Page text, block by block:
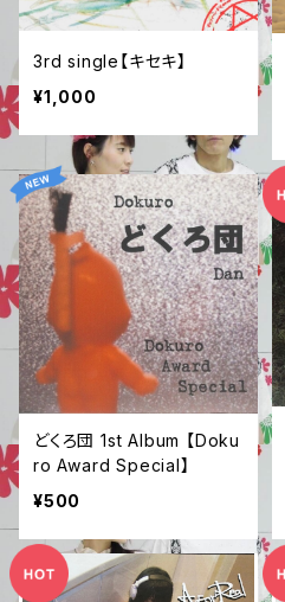
3rd single【キセキ】
¥1,000
どくろ団 1st Album 【Doku
ro Award Special】
¥500